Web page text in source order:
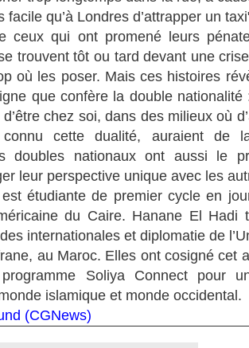
facile qu’à Londres d’attrapper un
ceux qui ont promené leurs
trouvent tôt ou tard devant une
où les poser. Mais ces histoires
que confère la double
d’être chez soi, dans des milieux où
connu cette dualité, auraient de
doubles nationaux ont aussi le
leur perspective unique avec les
étudiante de premier cycle en
du Caire. Hanane El Hadi
internationales et diplomatie de
au Maroc. Elles ont cosigné cet
Soliya Connect pour
islamique et monde occidental.
(CGNews)